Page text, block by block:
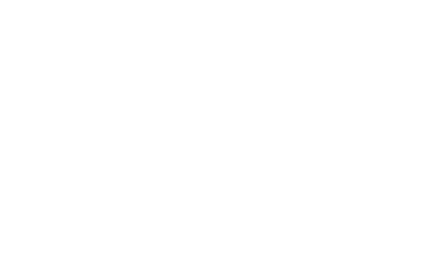
дотуур байранд оруулж эхэлнэ.